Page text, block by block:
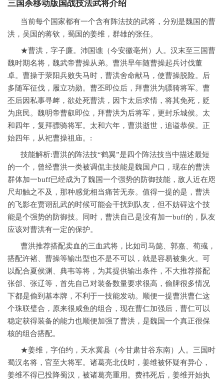
三国杀移动版 国战技法武将介绍
当前每个国家都有一个含有阵法技的武将，分别是魏国的曹
洪，吴国的蒋钦，蜀国的姜维，群雄的张任。
★曹洪，字子廉。沛国谯（今安徽亳州）人。汉末至三国曹
魏时期名将，魏武帝曹操从弟。曹洪早年随曹操起兵讨伐董
卓。曹操于荥阳兵败失马时，曹洪舍命献马，使曹操脱险。后
多随军征伐，履立功勋。曹丕即位后，拜曹洪为骠骑将军。曹
丕后因私事寻衅，欲处死曹洪，因卞太后求情，将其免死，贬
为庶民。魏明帝曹叡即位，拜曹洪为后将军，更封乐城侯。太
和四年，复拜骠骑将军。太和六年，曹洪逝世，追谥恭侯。正
始四年，从祀曹操祖庙。:
技能解析:曹洪的阵法技“鹤翼”是四个阵法技当中描述最短
的一个，曾经曹洪一类被调侃主技能是魏国户口，现在的曹洪
群体加一buff已经成为了魏国一个强势的防御技能，敌人近在咫
尺却触之不及，那种感觉相当痛苦无奈。值得一提的是，曹洪
的飞影在贾诩乱武的时候可能会干扰到队友，但不妨碍这个技
能是个强势的防御技。同时，曹洪自己是没有加一buff的，队友
应该对曹洪有一定的保护。
曹洪推荐搭配卖血的三血武将，比如司马懿、郭嘉、荀彧，
搭配许褚、曹操等输出型也不是不可以，就是容易被集火。可
以配合夏侯渊、典韦等将，为其提供输出条件，不大推荐搭配
张郃、张辽等，首先自己对装备数量要求很高，偷牌很多情况
下都是偷到基本牌，不利于一技能发动。顺便一提曹洪曹仁这
个珠联璧合，原来很咸鱼的组合，现在曹仁加强后，曹仁可以
稳定获得装备的能力也顺便加强了曹洪，是魏国一个真正很保
核的组合搭配。
★姜维，字伯约，天水冀县（今甘肃甘谷东南）人。三国时
蜀汉名将，官至大将军。诸葛亮北伐时，姜维被怀疑有异心，
姜维不得已投降蜀汉，被诸葛亮重用。费祎死后，姜维开始执